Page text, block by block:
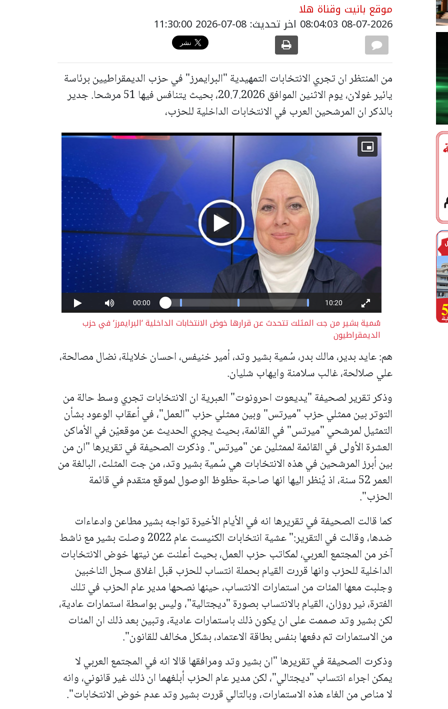
موقع بانيت وقناة هلا
08-07-2026 08:04:03 اخر تحديث: 08-07-2026 11:30:00
من المنتظر ان تجري الانتخابات التمهيدية "البرايمرز" في حزب الديمقراطيين برئاسة
يائير غولان، يوم الاثنين الموافق 20.7.2026، بحيث يتنافس فيها 51 مرشحا. جدير
بالذكر ان المرشحين العرب في الانتخابات الداخلية للحزب،
سُمية بشير من جت المثلث تتحدث عن قرارها خوض الانتخابات الداخلية ‘البرايمرز‘ في حزب
الديمقراطيون
هم: عايد بدير، مالك بدر، سُمية بشير وتد، أمير خنيفس، احسان خلايلة، نضال مصالحة،
علي صلالحة، غالب سلامنة وايهاب شليان.
وذكر تقرير لصحيفة "يديعوت احرونوت" العبرية ان الانتخابات تجري وسط حالة من
التوتر بين ممثلي حزب "ميرتس" وبين ممثلي حزب "العمل"، في أعقاب الوعود بشأن
التمثيل لمرشحي "ميرتس" في القائمة، بحيث يجري الحديث عن موقعيْن في الأماكن
العشرة الأولى في القائمة لممثلين عن "ميرتس".وذكرت الصحيفة في تقريرها "ان من
بين أبرز المرشحين في هذه الانتخابات هي سُمية بشير وتد، من جت المثلث، البالغة من
العمر 52 سنة، اذ يُنظر اليها انها صاحبة حظوظ الوصول لموقع متقدم في قائمة
الحزب".
كما قالت الصحيفة في تقريرها انه في الأيام الأخيرة تواجه بشير مطاعن وادعاءات
ضدها، وقالت في التقرير:" عشية انتخابات الكنيست عام 2022 وصلت بشير مع ناشط
آخر من المجتمع العربي، لمكاتب حزب العمل، بحيث أعلنت عن نيتها خوض الانتخابات
الداخلية للحزب وانها قررت القيام بحملة انتساب للحزب قبل اغلاق سجل الناخبين
وجلبت معها المئات من استمارات الانتساب، حينها نصحها مدير عام الحزب في تلك
الفترة، نير روزان، القيام بالانتساب بصورة "ديجتالية"، وليس بواسطة استمارات عادية،
لكن بشير وتد صممت على ان يكون ذلك باستمارات عادية، وتبين بعد ذلك ان المئات
من الاستمارات تم دفعها بنفس بطاقة الاعتماد، بشكل مخالف للقانون".
وذكرت الصحيفة في تقريرها "ان بشير وتد ومرافقها قالا انه في المجتمع العربي لا
يمكن اجراء انتساب "ديجتالي"، لكن مدير عام الحزب أبلغهما ان ذلك غير قانوني، وانه
لا مناص من الغاء هذه الاستمارات، وبالتالي قررت بشير وتد عدم خوض الانتخابات".